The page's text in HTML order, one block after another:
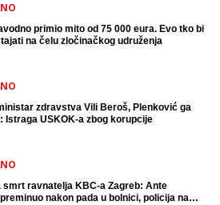
primio mito od 75 000 eura. Evo tko bi
na čelu zločinačkog udruženja
zdravstva Vili Beroš, Plenković ga
Istraga USKOK-a zbog korupcije
smrt ravnatelja KBC-a Zagreb: Ante
nakon pada u bolnici, policija na